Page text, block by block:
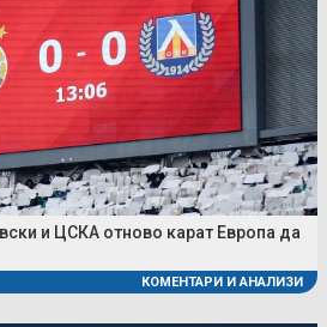
и ЦСКА отново карат Европа да
КОМЕНТАРИ И АНАЛИЗИ